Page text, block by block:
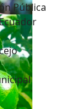
Pública